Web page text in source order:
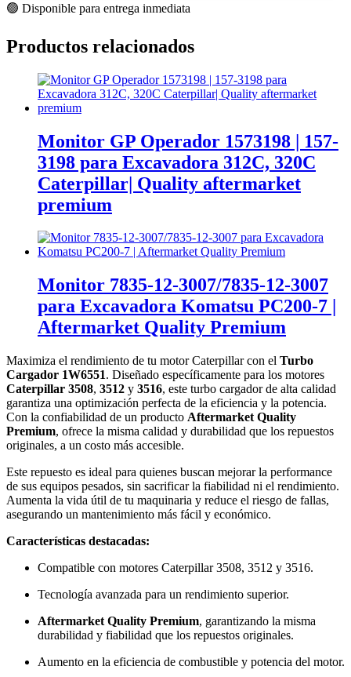
🟢 Disponible para entrega inmediata
Productos relacionados
Monitor GP Operador 1573198 | 157-
3198 para Excavadora 312C, 320C
Caterpillar| Quality aftermarket
premium
Monitor 7835-12-3007/7835-12-3007
para Excavadora Komatsu PC200-7 |
Aftermarket Quality Premium
Maximiza el rendimiento de tu motor Caterpillar con el Turbo
Cargador 1W6551. Diseñado específicamente para los motores
Caterpillar 3508, 3512 y 3516, este turbo cargador de alta calidad
garantiza una optimización perfecta de la eficiencia y la potencia.
Con la confiabilidad de un producto Aftermarket Quality
Premium, ofrece la misma calidad y durabilidad que los repuestos
originales, a un costo más accesible.
Este repuesto es ideal para quienes buscan mejorar la performance
de sus equipos pesados, sin sacrificar la fiabilidad ni el rendimiento.
Aumenta la vida útil de tu maquinaria y reduce el riesgo de fallas,
asegurando un mantenimiento más fácil y económico.
Características destacadas:
Compatible con motores Caterpillar 3508, 3512 y 3516.
Tecnología avanzada para un rendimiento superior.
Aftermarket Quality Premium, garantizando la misma
durabilidad y fiabilidad que los repuestos originales.
Aumento en la eficiencia de combustible y potencia del motor.